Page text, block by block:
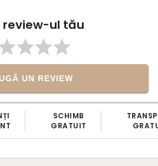
un ivoire,
intre marimi
mica, adica M,
caci se potriveste
review-ul tău
UN REVIEW
SCHIMB
GRATUIT